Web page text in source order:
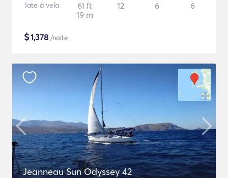
Iate à vela
61 ft
19 m
12 6 6
$1,378 /noite
Jeanneau Sun Odyssey 42